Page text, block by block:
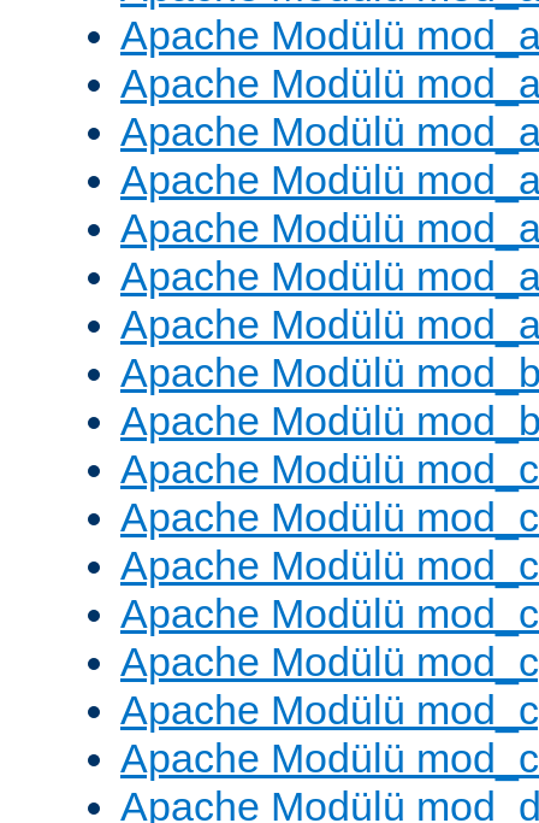
Apache Modülü
Apache Modülü
Apache Modülü
Apache Modülü
Apache Modülü
Apache Modülü
Apache Modülü
Apache Modülü
Apache Modülü
Apache Modülü
Apache Modülü
Apache Modülü
Apache Modülü
Apache Modülü
Apache Modülü
Apache Modülü
Apache Modülü